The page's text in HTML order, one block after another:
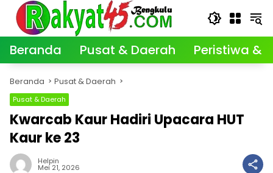
Langsung
konten
Beranda Pusat & Daerah Peristiwa &
Beranda Pusat & Daerah
Pusat & Daerah
Kwarcab Kaur Hadiri Upacara HUT
Kaur ke 23
Helpin
Mei 21, 2026